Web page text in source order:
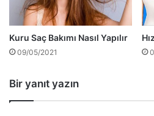
Kuru Saç Bakımı Nasıl Yapılır
09/05/2021
Bir yanıt yazın